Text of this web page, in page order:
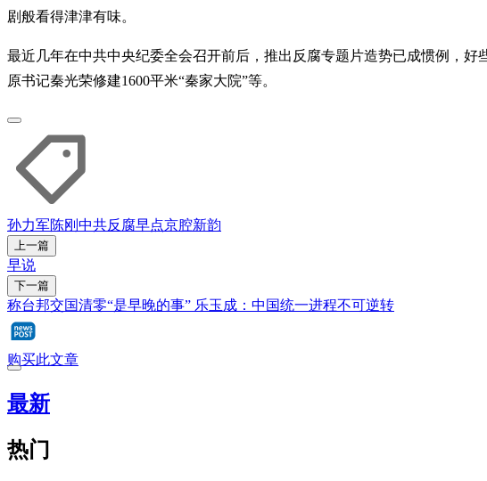
剧般看得津津有味。
最近几年在中共中央纪委全会召开前后，推出反腐专题片造势已成惯例，
原书记秦光荣修建1600平米“秦家大院”等。
孙力军陈刚 中共反腐早点京腔新韵
上一篇
早说
下一篇
称台邦交国清零“是早晚的事” 乐玉成：中国统一进程不可逆转
购买此文章
最新
热门